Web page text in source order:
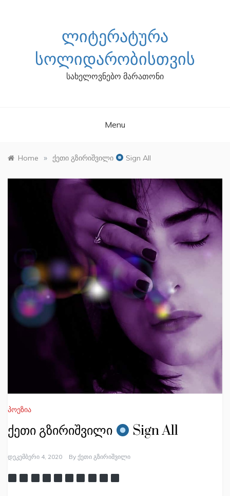
ᲚᲘᲢᲔᲠᲐᲢᲣᲠᲐ
ᲡᲝᲚᲘᲓᲐᲠᲝᲑᲘᲡᲗᲕᲘᲡ
სახელოვნებო მარათონი
Menu
Home » ქეთი გზირიშვილი Sign All
პოეზია
ქეთი გზირიშვილი Sign All
Დეკემბერი 4, 2020 By Ქეთი Გზირიშვილი